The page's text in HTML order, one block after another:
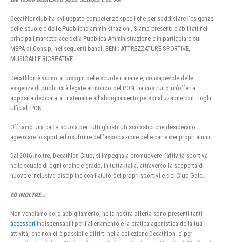
Decathlonclub ha sviluppato competenze specifiche per soddisfare l’esigenze
delle scuole e delle Pubbliche amministrazioni, Siamo presenti e abilitati nei
principali marketplace della Pubblica Amministrazione e in particolare sul
MEPA di Consip, nei seguenti bandi: BENI: ATTREZZATURE SPORTIVE,
MUSICALI E RICREATIVE
Decathlon è vicino ai bisogni delle scuole italiane e, consapevole delle
esigenze di pubblicità legate al mondo del PON, ha costruito un’offerta
apposita dedicata ai materiali e all’abbigliamento personalizzabile con i loghi
ufficiali PON.
Offriamo una carta scuola per tutti gli istituti scolastici che desiderano
agevolare lo sport ed usufruire dell’associazione delle carte dei propri alunni.
Dal 2016 inoltre, Decathlon Club, si impegna a promuovere l’attività sportiva
nelle scuole di ogni ordine e grado, in tutta Italia, attraverso la scoperta di
nuove e inclusive discipline con l’aiuto dei propri sportivi e dei Club Gold.
ED INOLTRE…
Non vendiamo solo abbigliamento, nella nostra offerta sono presenti tanti
accessori indispensabili per l’allenamento e la pratica agonistica della tua
attività, che non ci è possibile offrirti nella collezione Decathlon. e’ per